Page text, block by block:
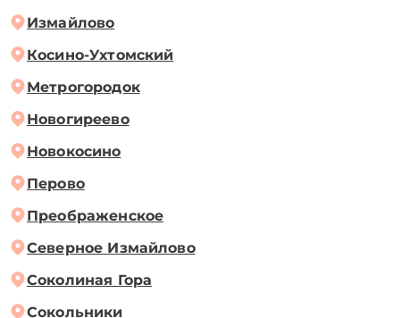
Измайлово
Косино-Ухтомский
Метрогородок
Новогиреево
Новокосино
Перово
Преображенское
Северное Измайлово
Соколиная Гора
Сокольники